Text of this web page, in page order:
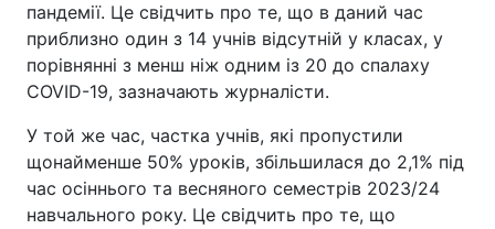
пандемії. Це свідчить про те, що в даний час
приблизно один з 14 учнів відсутній у класах, у
порівнянні з менш ніж одним із 20 до спалаху
COVID-19, зазначають журналісти.
У той же час, частка учнів, які пропустили
щонайменше 50% уроків, збільшилася до 2,1% під
час осіннього та весняного семестрів 2023/24
навчального року. Це свідчить про те, що